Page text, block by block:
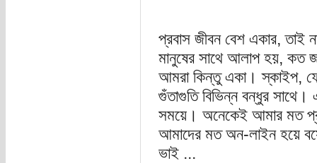
প্রবাস জীবন বেশ একার, তাই
মানুষের সাথে আলাপ হয়, কত
আমরা কিন্তু একা। স্কাইপ,
গুঁতাগুতি বিভিন্ন বন্ধুর
সময়ে। অনেকেই আমার মত
আমাদের মত অন-লাইন হয়ে
ভাই ...